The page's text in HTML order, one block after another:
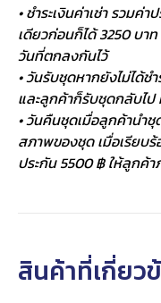
• ชำระเงินค่าเช่า รวมค่
เดียวก่อนก็ได้ 3250 บา
วันที่ตกลงกันไว้
• วันรับชุดหากยังไม่ได้ช
และลูกค้าก็รับชุดกลับไป
• วันคืนชุดเมื่อลูกค้านำชุ
สภาพของชุด เมื่อเรียบร้
ประกัน 5500 ฿ ให้ลูกค้า
สินค้าที่เกี่ยว